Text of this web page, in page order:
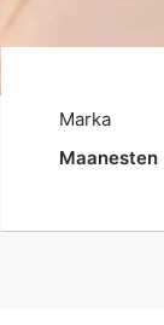
Marka
Maanesten